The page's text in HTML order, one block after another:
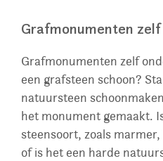
Grafmonumenten
Grafmonumenten zelf
een grafsteen schoon?
natuursteen
het monument gemaakt.
steensoort, zoals
of is het een harde